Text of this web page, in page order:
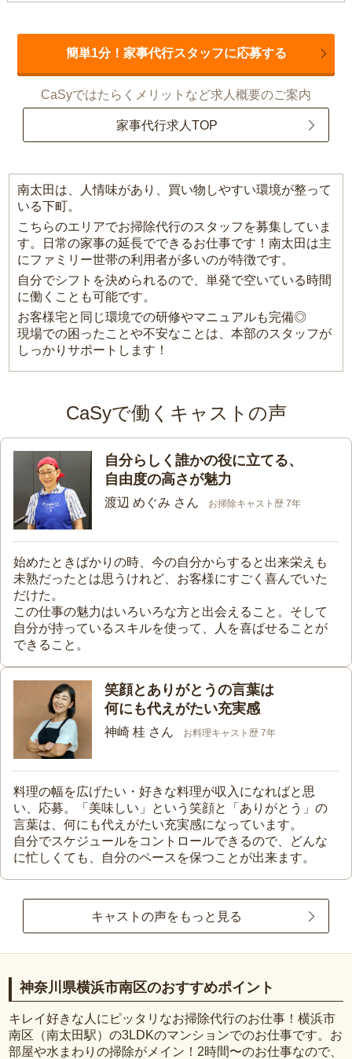
簡単1分！家事代行スタッフに応募する
CaSyではたらくメリットなど求人概要のご案内
家事代行求人TOP
南太田は、人情味があり、買い物しやすい環境が整って
いる下町。
こちらのエリアでお掃除代行のスタッフを募集していま
す。日常の家事の延長でできるお仕事です！南太田は主
にファミリー世帯の利用者が多いのが特徴です。
自分でシフトを決められるので、単発で空いている時間
に働くことも可能です。
お客様宅と同じ環境での研修やマニュアルも完備◎
現場での困ったことや不安なことは、本部のスタッフが
しっかりサポートします！
CaSyで働くキャストの声
自分らしく誰かの役に立てる、
自由度の高さが魅力
渡辺 めぐみ さん お掃除キャスト歴 7年
始めたときばかりの時、今の自分からすると出来栄えも
未熟だったとは思うけれど、お客様にすごく喜んでいた
だけた。
この仕事の魅力はいろいろな方と出会えること。そして
自分が持っているスキルを使って、人を喜ばせることが
できること。
笑顔とありがとうの言葉は
何にも代えがたい充実感
神崎 桂 さん お料理キャスト歴 7年
料理の幅を広げたい・好きな料理が収入になればと思
い、応募。「美味しい」という笑顔と「ありがとう」の
言葉は、何にも代えがたい充実感になっています。
自分でスケジュールをコントロールできるので、どんな
に忙しくても、自分のペースを保つことが出来ます。
キャストの声をもっと見る
神奈川県横浜市南区のおすすめポイント
キレイ好きな人にピッタリなお掃除代行のお仕事！横浜市
南区（南太田駅）の3LDKのマンションでのお仕事です。お
部屋や水まわりの掃除がメイン！2時間〜のお仕事なので、